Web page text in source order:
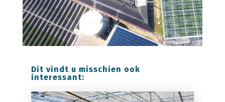
Dit vindt u misschien ook
interessant: